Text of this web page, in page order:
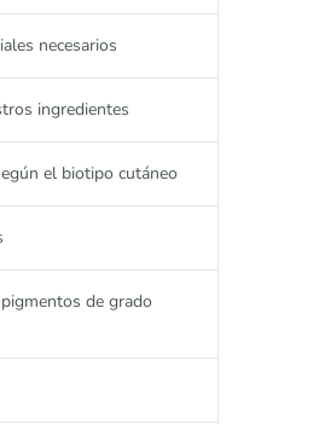
necesarios
ingredientes
el biotipo cutáneo
de grado